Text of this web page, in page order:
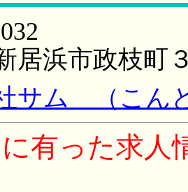
居浜市政枝町
サム （こん
有った求人